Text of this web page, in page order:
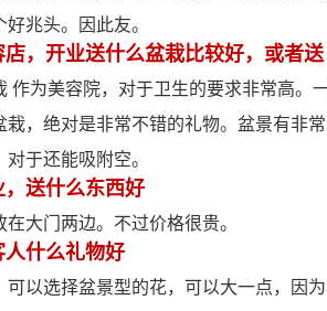
兆头。因此友。
，开业送什么盆栽比较好，或者送
作为美容院，对于卫生的要求非常高。
栽，绝对是非常不错的礼物。盆景有非
于还能吸附空。
送什么东西好
大门两边。不过价格很贵。
什么礼物好
可以选择盆景型的花，可以大一点，因